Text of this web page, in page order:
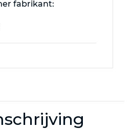
fabrikant: